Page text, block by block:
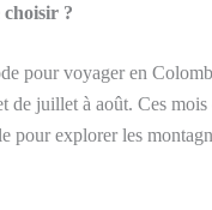
choisir ?
pour voyager en
de juillet à août. Ces
pour explorer les